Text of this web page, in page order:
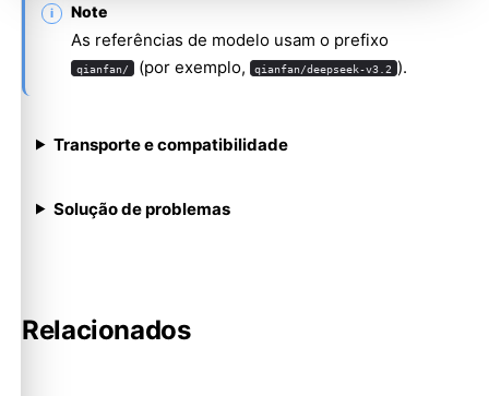
Note
As referências de modelo usam o prefixo
qianfan/ (por exemplo, qianfan/deepseek-v3.2 ).
Transporte e compatibilidade
Solução de problemas
Relacionados